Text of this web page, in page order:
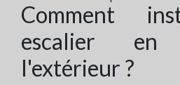
Comment
escalier
l'extérieur ?